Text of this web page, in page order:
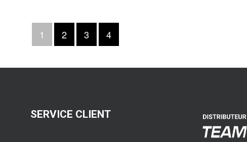
1 2 3 4
SERVICE CLIENT